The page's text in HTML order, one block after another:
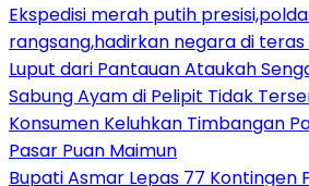
Ekspedisi merah putih
rangsang,hadirkan negara di teras
Luput dari Pantauan Ataukah
Sabung Ayam di Pelipit Tidak
Konsumen Keluhkan Timbangan
Pasar Puan Maimun
Bupati Asmar Lepas 77 Kontingen